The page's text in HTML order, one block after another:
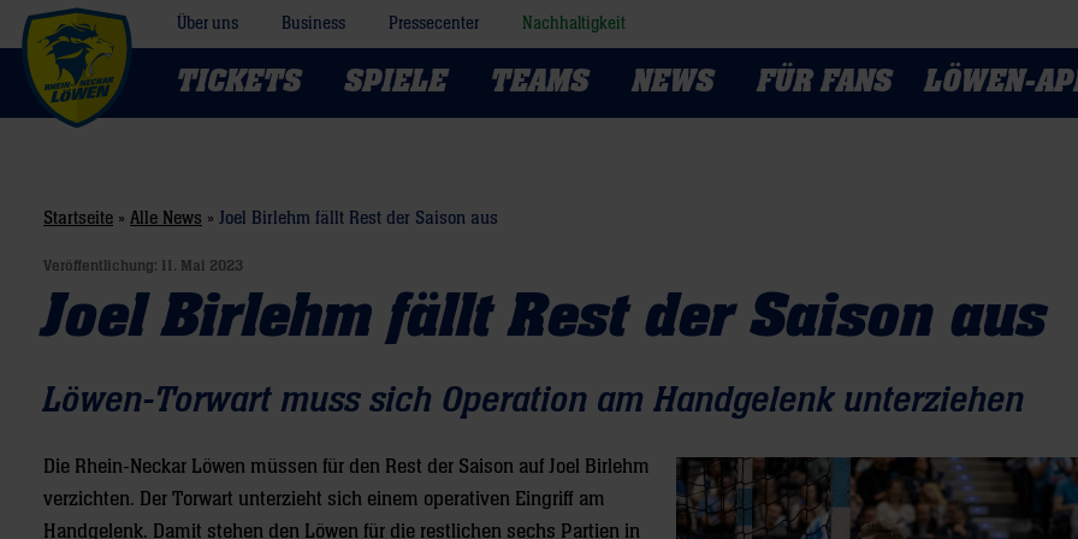
Über uns Business Pressecenter Nachhaltigkeit
TICKETS SPIELE TEAMS NEWS FÜR FANS LÖWEN-
Startseite » Alle News » Joel Birlehm fällt Rest der Saison aus
Veröffentlichung: 11. Mai 2023
Joel Birlehm fällt Rest der Saison aus
Löwen-Torwart muss sich Operation am Handgelenk unterziehen
Die Rhein-Neckar Löwen müssen für den Rest der Saison auf Joel Birlehm
verzichten. Der Torwart unterzieht sich einem operativen Eingriff am
Handgelenk. Damit stehen den Löwen für die restlichen sechs Partien in